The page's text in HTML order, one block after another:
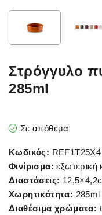
Στρόγγυλο
285ml
Σε απόθεμα
Κωδικός: REF1T25X4
Φινίρισμα: εξωτερική
Διαστάσεις:
Χωρητικότητα: 285ml
Διαθέσιμα χρώματα: